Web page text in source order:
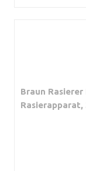
Braun
Rasierapparat,